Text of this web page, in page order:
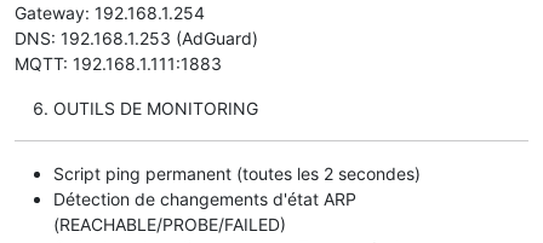
Gateway: 192.168.1.254
DNS: 192.168.1.253 (AdGuard)
MQTT: 192.168.1.111:1883
OUTILS DE MONITORING
Script ping permanent (toutes les 2 secondes)
Détection de changements d'état ARP
(REACHABLE/PROBE/FAILED)